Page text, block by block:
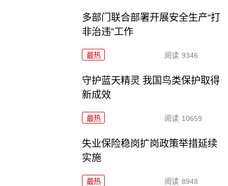
多部门联合部署开展安全生产“打
非治违”工作
最热 阅读 9346
守护蓝天精灵 我国鸟类保护取得
新成效
最热 阅读 10659
失业保险稳岗扩岗政策举措延续
实施
最热 阅读 8948